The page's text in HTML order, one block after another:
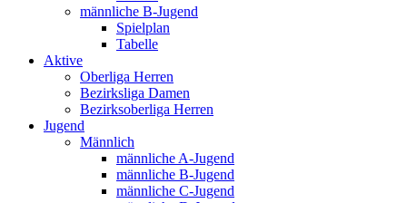
männliche B-Jugend
Spielplan
Tabelle
Aktive
Oberliga Herren
Bezirksliga Damen
Bezirksoberliga Herren
Jugend
Männlich
männliche A-Jugend
männliche B-Jugend
männliche C-Jugend